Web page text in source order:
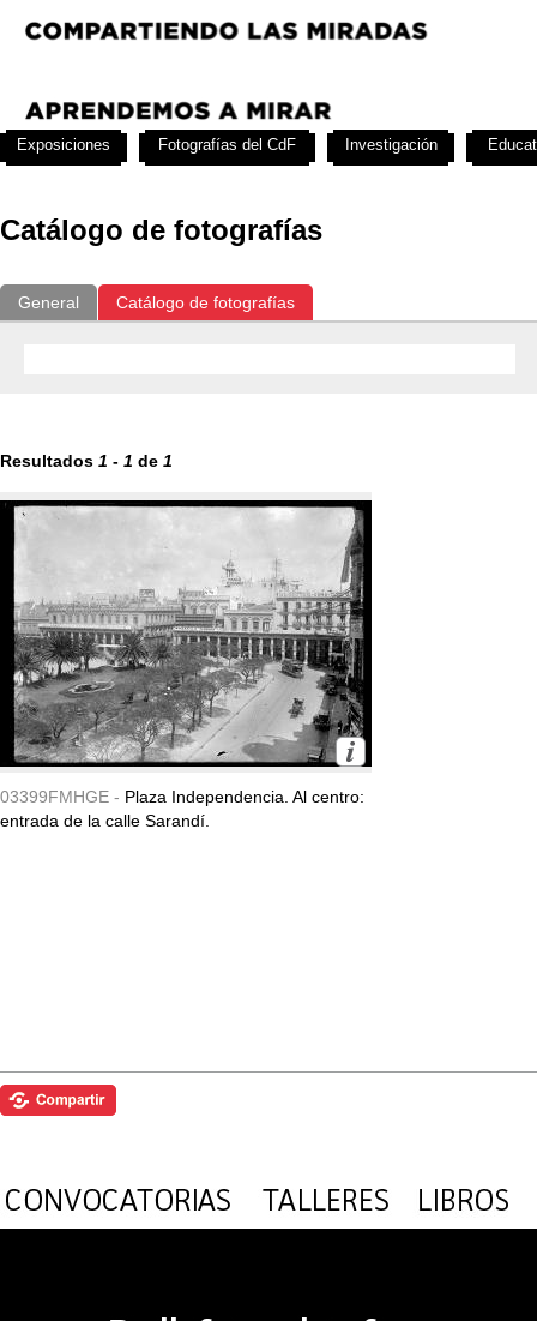
Catálogo de fotografías
General Catálogo de fotografías
Resultados 1 - 1 de 1
03399FMHGE - Plaza Independencia. Al centro:
entrada de la calle Sarandí.
Exposiciones Fotografías del CdF Investigación